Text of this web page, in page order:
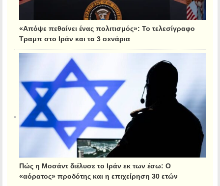
«Απόψε πεθαίνει ένας πολιτισμός»: Το τελεσίγραφο
Τραμπ στο Ιράν και τα 3 σενάρια
Πώς η Μοσάντ διέλυσε το Ιράν εκ των έσω: Ο
«αόρατος» προδότης και η επιχείρηση 30 ετών